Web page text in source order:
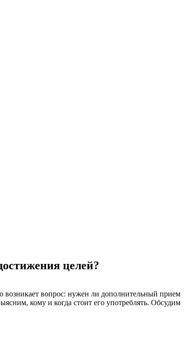
целей?
возникает вопрос: нужен ли дополнительный прием
кому и когда стоит его употреблять. Обсудим